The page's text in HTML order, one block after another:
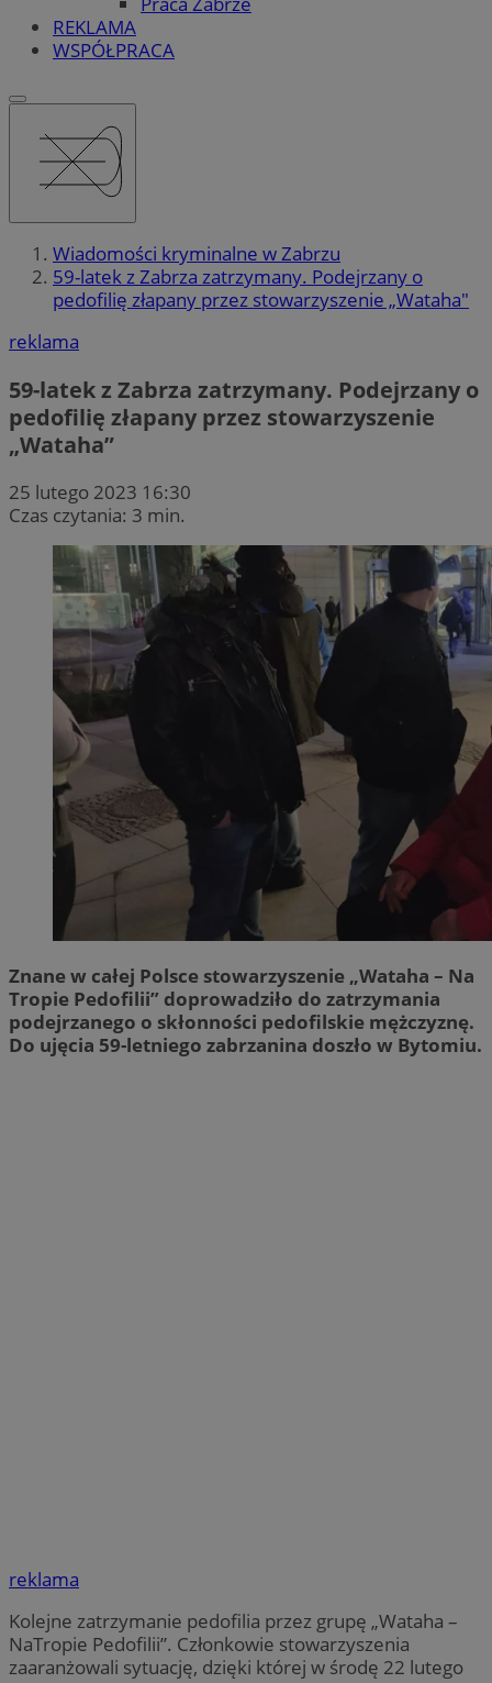
REKLAMA
WSPÓŁPRACA
Wiadomości kryminalne w Zabrzu
59-latek z Zabrza zatrzymany. Podejrzany o
pedofilię złapany przez stowarzyszenie „Wataha"
reklama
59-latek z Zabrza zatrzymany. Podejrzany o
pedofilię złapany przez stowarzyszenie
„Wataha”
25 lutego 2023 16:30
Czas czytania: 3 min.
Znane w całej Polsce stowarzyszenie „Wataha – Na
Tropie Pedofilii” doprowadziło do zatrzymania
podejrzanego o skłonności pedofilskie mężczyznę.
Do ujęcia 59-letniego zabrzanina doszło w Bytomiu.
reklama
Kolejne zatrzymanie pedofilia przez grupę „Wataha –
NaTropie Pedofilii”. Członkowie stowarzyszenia
zaaranżowali sytuację, dzięki której w środę 22 lutego